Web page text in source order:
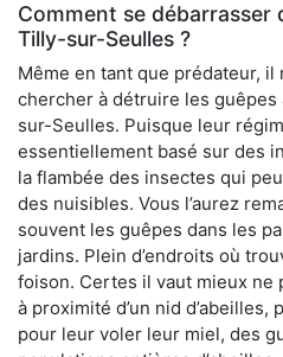
Comment se débarrasser
Tilly-sur-Seulles ?
Même en tant que prédateur, il
chercher à détruire les
sur-Seulles. Puisque leur
essentiellement basé sur des
la flambée des insectes qui
des nuisibles. Vous l’aurez
souvent les guêpes dans les
jardins. Plein d’endroits où
foison. Certes il vaut mieux ne
à proximité d’un nid d’abeilles,
pour leur voler leur miel, des